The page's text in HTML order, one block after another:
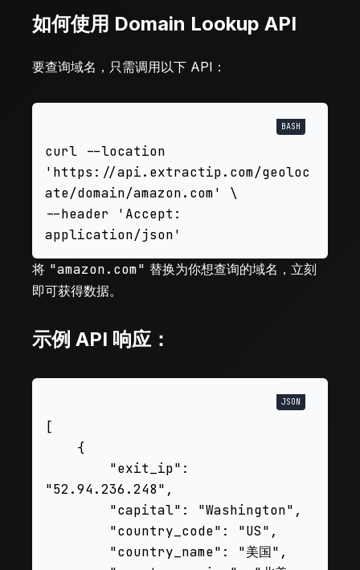
如何使用 Domain Lookup API
要查询域名，只需调用以下 API：
curl --location
'https://api.extractip.com/geoloc
ate/domain/amazon.com' \
--header 'Accept:
将 "amazon.com" 替换为你想查询的域名，立刻
即可获得数据。
示例 API 响应：
[
"52.94.236.248",